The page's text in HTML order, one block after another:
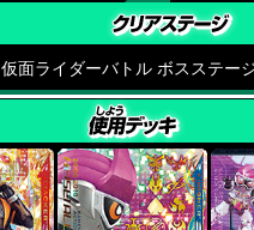
仮面ライダーバトル ボスステー